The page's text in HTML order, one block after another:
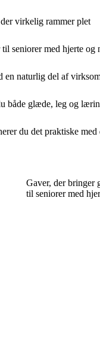
virkelig rammer plet
til seniorer med hjerte
naturlig del af
både glæde, leg og
du det praktiske
Gaver, der bringer
til seniorer med